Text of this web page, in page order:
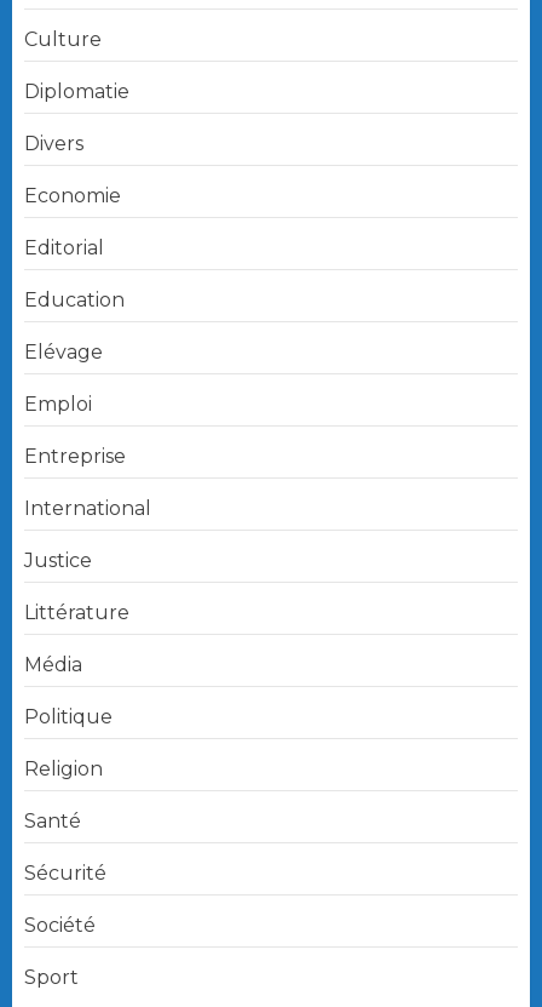
Culture
Diplomatie
Divers
Economie
Editorial
Education
Elévage
Emploi
Entreprise
International
Justice
Littérature
Média
Politique
Religion
Santé
Sécurité
Société
Sport